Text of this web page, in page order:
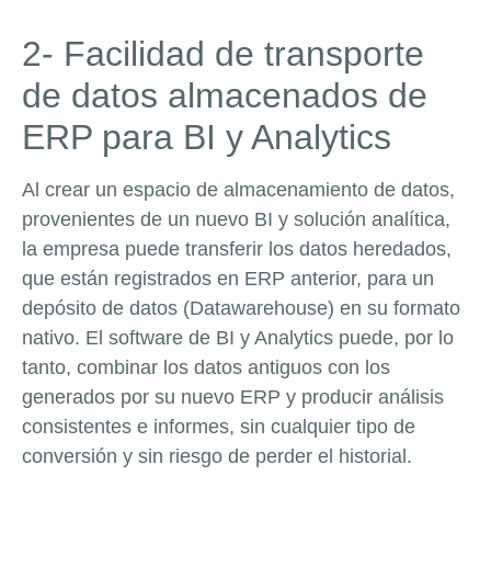
2- Facilidad de transporte
de datos almacenados de
ERP para BI y Analytics
Al crear un espacio de almacenamiento de datos,
provenientes de un nuevo BI y solución analítica,
la empresa puede transferir los datos heredados,
que están registrados en ERP anterior, para un
depósito de datos (Datawarehouse) en su formato
nativo. El software de BI y Analytics puede, por lo
tanto, combinar los datos antiguos con los
generados por su nuevo ERP y producir análisis
consistentes e informes, sin cualquier tipo de
conversión y sin riesgo de perder el historial.